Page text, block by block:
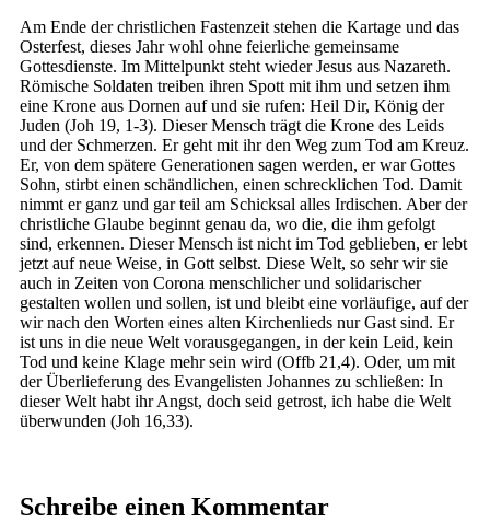
Am Ende der christlichen Fastenzeit stehen die Kartage und das
Osterfest, dieses Jahr wohl ohne feierliche gemeinsame
Gottesdienste. Im Mittelpunkt steht wieder Jesus aus Nazareth.
Römische Soldaten treiben ihren Spott mit ihm und setzen ihm
eine Krone aus Dornen auf und sie rufen: Heil Dir, König der
Juden (Joh 19, 1-3). Dieser Mensch trägt die Krone des Leids
und der Schmerzen. Er geht mit ihr den Weg zum Tod am Kreuz.
Er, von dem spätere Generationen sagen werden, er war Gottes
Sohn, stirbt einen schändlichen, einen schrecklichen Tod. Damit
nimmt er ganz und gar teil am Schicksal alles Irdischen. Aber der
christliche Glaube beginnt genau da, wo die, die ihm gefolgt
sind, erkennen. Dieser Mensch ist nicht im Tod geblieben, er lebt
jetzt auf neue Weise, in Gott selbst. Diese Welt, so sehr wir sie
auch in Zeiten von Corona menschlicher und solidarischer
gestalten wollen und sollen, ist und bleibt eine vorläufige, auf der
wir nach den Worten eines alten Kirchenlieds nur Gast sind. Er
ist uns in die neue Welt vorausgegangen, in der kein Leid, kein
Tod und keine Klage mehr sein wird (Offb 21,4). Oder, um mit
der Überlieferung des Evangelisten Johannes zu schließen: In
dieser Welt habt ihr Angst, doch seid getrost, ich habe die Welt
überwunden (Joh 16,33).
Schreibe einen Kommentar